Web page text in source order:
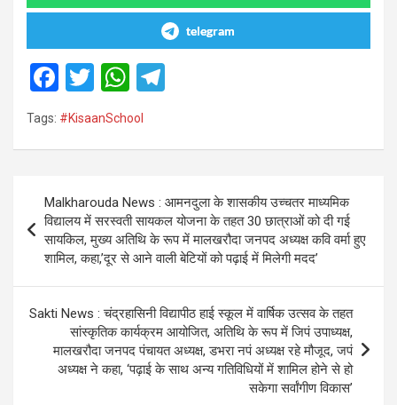
telegram
F
a
ce
o
o
k
T
wi
tt
W
h
at
A
p
p
a
m
Tags: #KisaanSchool
navigation
Malkharouda News : आमनदुला के शासकीय उच्चतर माध्यमिक
विद्यालय में सरस्वती सायकल योजना के तहत 30 छात्राओं को दी गई
सायकिल, मुख्य अतिथि के रूप में मालखरौदा जनपद अध्यक्ष कवि वर्मा हुए
शामिल, कहा,’दूर से आने वाली बेटियों को पढ़ाई में मिलेगी मदद’
Sakti News : चंद्रहासिनी विद्यापीठ हाई स्कूल में वार्षिक उत्सव के तहत
सांस्कृतिक कार्यक्रम आयोजित, अतिथि के रूप में जिपं उपाध्यक्ष,
मालखरौदा जनपद पंचायत अध्यक्ष, डभरा नपं अध्यक्ष रहे मौजूद, जपं
अध्यक्ष ने कहा, ‘पढ़ाई के साथ अन्य गतिविधियों में शामिल होने से हो
सकेगा सर्वांगीण विकास’